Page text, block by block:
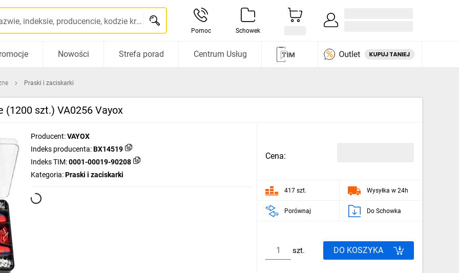
Szukaj po nazwie, indeksie, producencie, kodzie kreskowym...
Pomoc Schowek
Nowości Strefa porad Centrum Usług
Praski i zaciskarki
szt.) VA0256 Vayox
Producent:VAYOX
Indeks producenta:BX14519
Indeks TIM:0001-00019-90208
Kategoria:Praski i zaciskarki
Cena:
417 szt. Wysyłka w 24h
Porównaj Do Schowka
szt. DO KOSZYKA